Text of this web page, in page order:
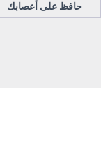
حافظ على أعصابك